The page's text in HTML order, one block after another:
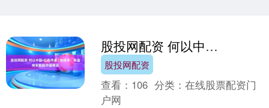
股投网配资 何以中国•红色传承 | 杨靖宇：铁血将军挺起中国脊梁
股投网配资
查看： 106 分类：在线股票配资门
户网